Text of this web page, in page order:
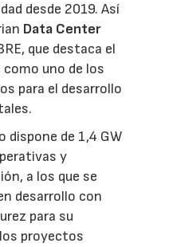
desde 2019. Así
Data Center
que destaca el
uno de los
para el desarrollo
dispone de 1,4 GW
y
a los que se
desarrollo con
para su
proyectos